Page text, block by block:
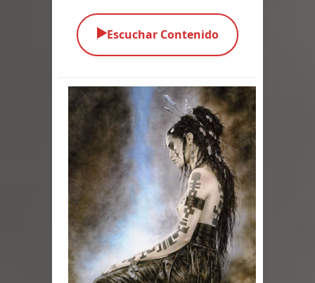
Parte 01: El Comienzo
Exaltados y Muertos Vivientes
Los Muertos se Levantan (Relato)
Los Monstruos más Buscados
Parte 09: Los Muertos Cuentan
Cuentos
Parte 08: Ultratumba
▶️Escuchar Contenido